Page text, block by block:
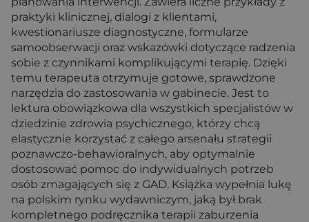
praktyki klinicznej, dialogi z klientami,
kwestionariusze diagnostyczne, formularze
samoobserwacji oraz wskazówki dotyczące radzenia
sobie z czynnikami komplikującymi terapię. Dzięki
temu terapeuta otrzymuje gotowe, sprawdzone
narzędzia do zastosowania w gabinecie. Jest to
lektura obowiązkowa dla wszystkich specjalistów w
dziedzinie zdrowia psychicznego, którzy chcą
elastycznie korzystać z całego arsenału strategii
poznawczo-behawioralnych, aby optymalnie
dostosować pomoc do indywidualnych potrzeb
osób zmagających się z GAD. Książka wypełnia lukę
na polskim rynku wydawniczym, jaką był brak
kompletnego podręcznika terapii zaburzenia